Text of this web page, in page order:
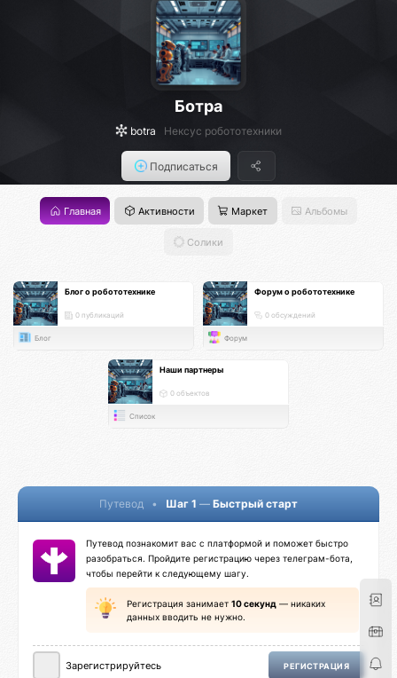
Ботра
botra Нексус робототехники
Подписаться
Главная Активности Маркет Альбомы
Солики
Блог о робототехнике
0 публикаций
Блог
Форум о робототехнике
0 обсуждений
Форум
Наши партнеры
0 объектов
Список
Путевод • Шаг 1 — Быстрый старт
Путевод познакомит вас с платформой и поможет быстро
разобраться. Пройдите регистрацию через телеграм-бота,
чтобы перейти к следующему шагу.
Регистрация занимает 10 секунд — никаких
данных вводить не нужно.
Зарегистрируйтесь РЕГИСТРАЦИЯ